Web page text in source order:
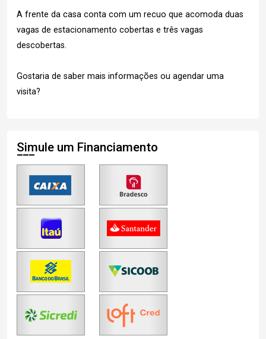
A frente da casa conta com um recuo que acomoda duas
vagas de estacionamento cobertas e três vagas
descobertas.
Gostaria de saber mais informações ou agendar uma
visita?
Simule um Financiamento